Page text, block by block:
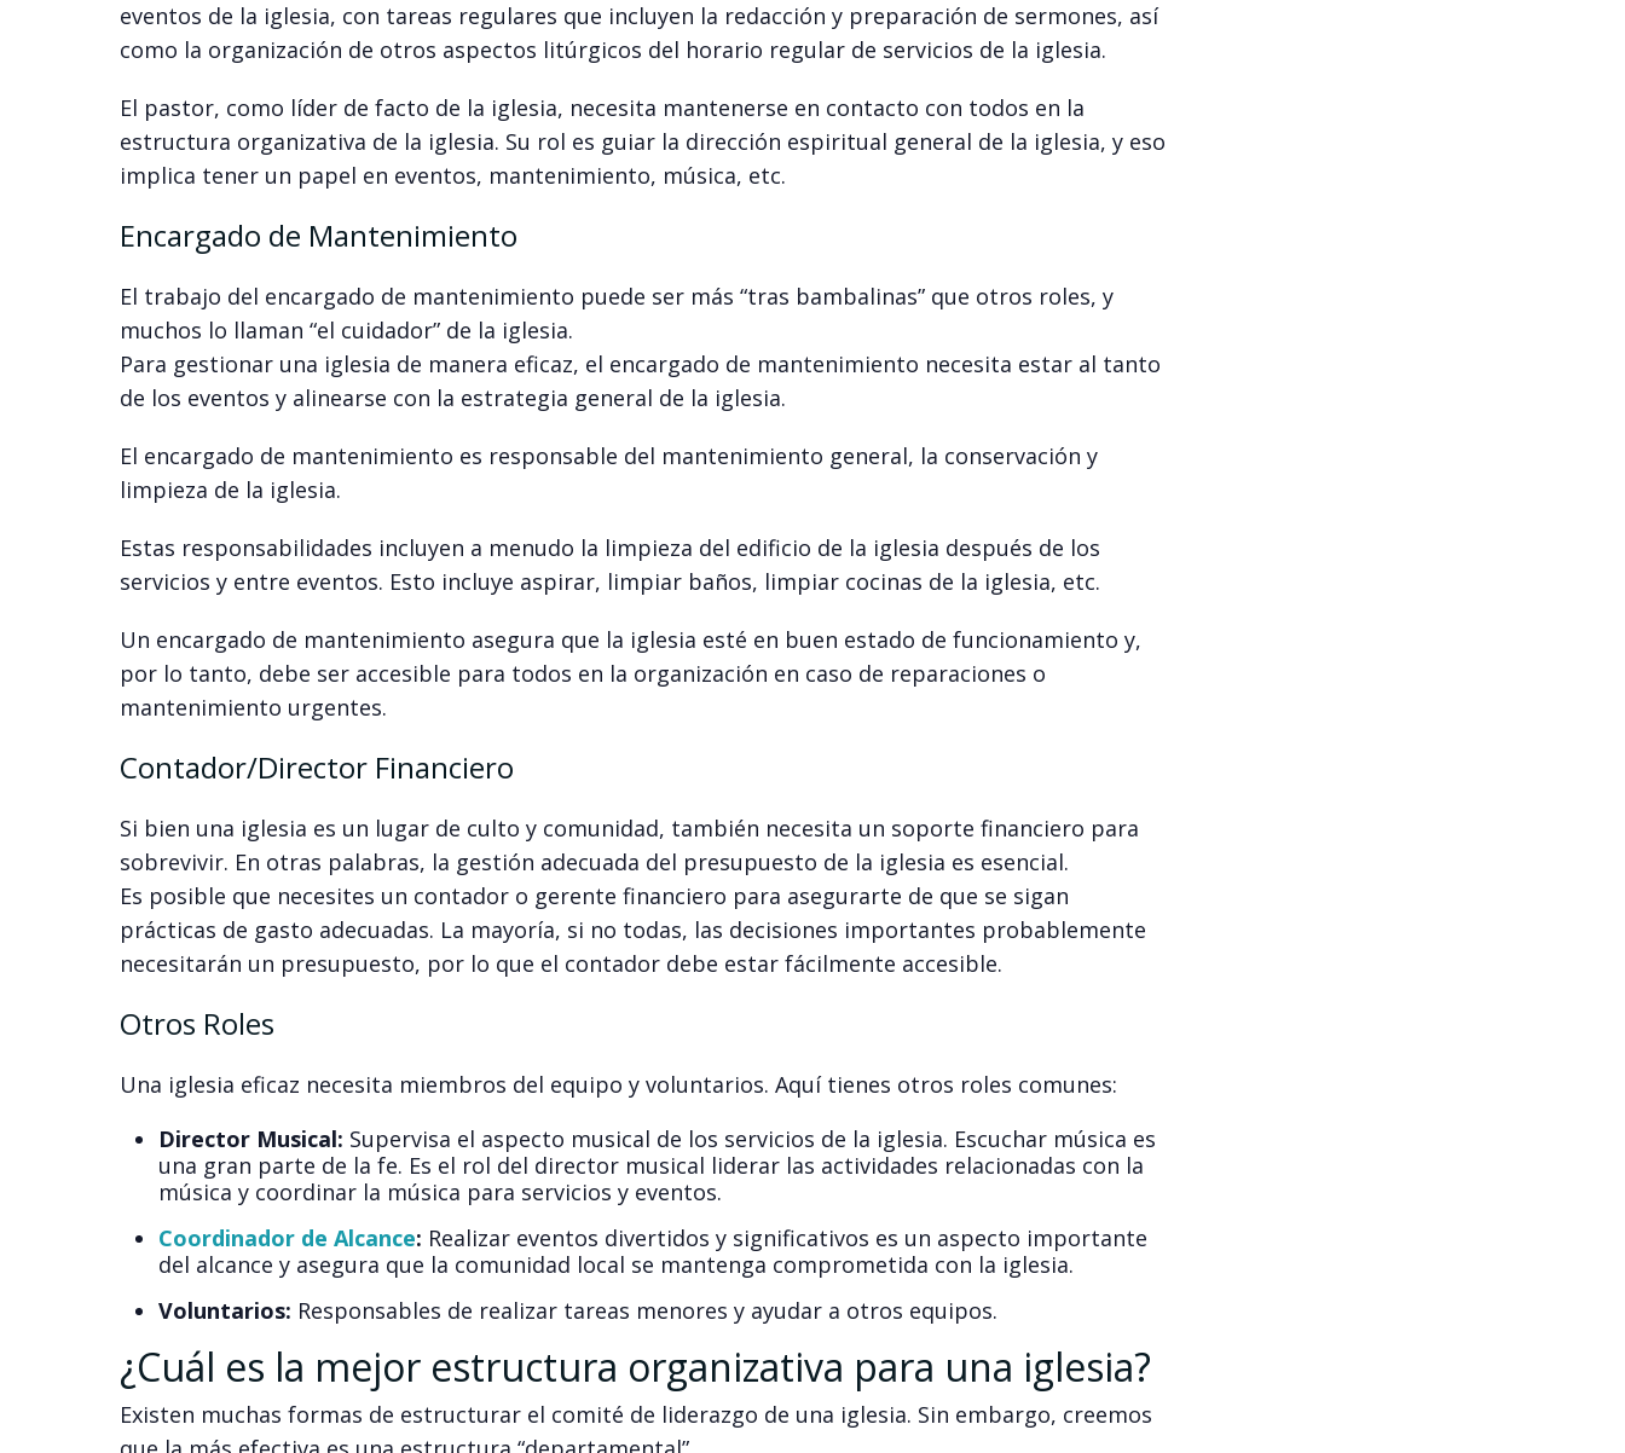
eventos de la iglesia, con tareas regulares que incluyen la redacción y preparación de sermones, así
como la organización de otros aspectos litúrgicos del horario regular de servicios de la iglesia.
El pastor, como líder de facto de la iglesia, necesita mantenerse en contacto con todos en la
estructura organizativa de la iglesia. Su rol es guiar la dirección espiritual general de la iglesia, y eso
implica tener un papel en eventos, mantenimiento, música, etc.
Encargado de Mantenimiento
El trabajo del encargado de mantenimiento puede ser más “tras bambalinas” que otros roles, y
muchos lo llaman “el cuidador” de la iglesia.
Para gestionar una iglesia de manera eficaz, el encargado de mantenimiento necesita estar al tanto
de los eventos y alinearse con la estrategia general de la iglesia.
El encargado de mantenimiento es responsable del mantenimiento general, la conservación y
limpieza de la iglesia.
Estas responsabilidades incluyen a menudo la limpieza del edificio de la iglesia después de los
servicios y entre eventos. Esto incluye aspirar, limpiar baños, limpiar cocinas de la iglesia, etc.
Un encargado de mantenimiento asegura que la iglesia esté en buen estado de funcionamiento y,
por lo tanto, debe ser accesible para todos en la organización en caso de reparaciones o
mantenimiento urgentes.
Contador/Director Financiero
Si bien una iglesia es un lugar de culto y comunidad, también necesita un soporte financiero para
sobrevivir. En otras palabras, la gestión adecuada del presupuesto de la iglesia es esencial.
Es posible que necesites un contador o gerente financiero para asegurarte de que se sigan
prácticas de gasto adecuadas. La mayoría, si no todas, las decisiones importantes probablemente
necesitarán un presupuesto, por lo que el contador debe estar fácilmente accesible.
Otros Roles
Una iglesia eficaz necesita miembros del equipo y voluntarios. Aquí tienes otros roles comunes:
Director Musical: Supervisa el aspecto musical de los servicios de la iglesia. Escuchar música es
una gran parte de la fe. Es el rol del director musical liderar las actividades relacionadas con la
música y coordinar la música para servicios y eventos.
Coordinador de Alcance: Realizar eventos divertidos y significativos es un aspecto importante
del alcance y asegura que la comunidad local se mantenga comprometida con la iglesia.
Voluntarios: Responsables de realizar tareas menores y ayudar a otros equipos.
¿Cuál es la mejor estructura organizativa para una iglesia?
Existen muchas formas de estructurar el comité de liderazgo de una iglesia. Sin embargo, creemos